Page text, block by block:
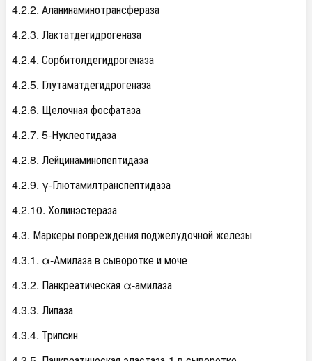
4.2.2. Аланинаминотрансфераза
4.2.3. Лактатдегидрогеназа
4.2.4. Сорбитолдегидрогеназа
4.2.5. Глутаматдегидрогеназа
4.2.6. Щелочная фосфатаза
4.2.7. 5-Нуклеотидаза
4.2.8. Лейцинаминопептидаза
4.2.9. γ-Глютамилтранспептидаза
4.2.10. Холинэстераза
4.3. Маркеры повреждения поджелудочной железы
4.3.1. α-Амилаза в сыворотке и моче
4.3.2. Панкреатическая α-амилаза
4.3.3. Липаза
4.3.4. Трипсин